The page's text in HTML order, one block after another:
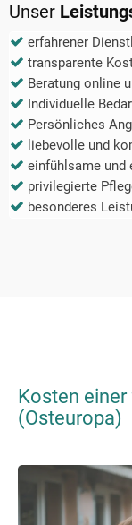
Unser
erfahrener
transparente
Beratung online
Individuelle
Persönliches
liebevolle und
einfühlsame und
privilegierte
besonderes
Kosten einer
(Osteuropa)